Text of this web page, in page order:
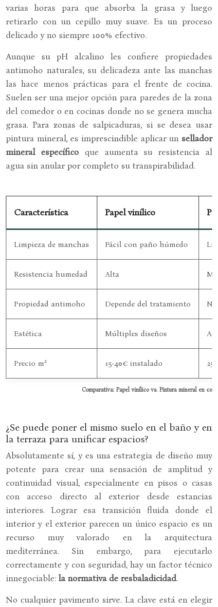
varias horas para que absorba la grasa y luego
retirarlo con un cepillo muy suave. Es un proceso
delicado y no siempre 100% efectivo.
Aunque su pH alcalino les confiere propiedades
antimoho naturales, su delicadeza ante las manchas
las hace menos prácticas para el frente de cocina.
Suelen ser una mejor opción para paredes de la zona
del comedor o en cocinas donde no se genera mucha
grasa. Para zonas de salpicaduras, si se desea usar
pintura mineral, es imprescindible aplicar un sellador
mineral específicoque aumenta su resistencia al
agua sin anular por completo su transpirabilidad.
Comparativa: Papel vinílico vs. Pintura mineral en
Característica Papel vinílico
Limpieza de manchas Fácil con paño húmedo
Resistencia humedad Alta
Propiedad antimoho Depende del tratamiento
Estética Múltiples diseños
Precio m² 15-40€ instalado
¿Se puede poner el mismo suelo en el baño y en
la terraza para unificar espacios?
Absolutamente sí, y es una estrategia de diseño muy
potente para crear una sensación de amplitud y
continuidad visual, especialmente en pisos o casas
con acceso directo al exterior desde estancias
interiores. Lograr esa transición fluida donde el
interior y el exterior parecen un único espacio es un
recurso muy valorado en la arquitectura
mediterránea. Sin embargo, para ejecutarlo
correctamente y con seguridad, hay un factor técnico
innegociable: la normativa de resbaladicidad.
No cualquier pavimento sirve. La clave está en elegir